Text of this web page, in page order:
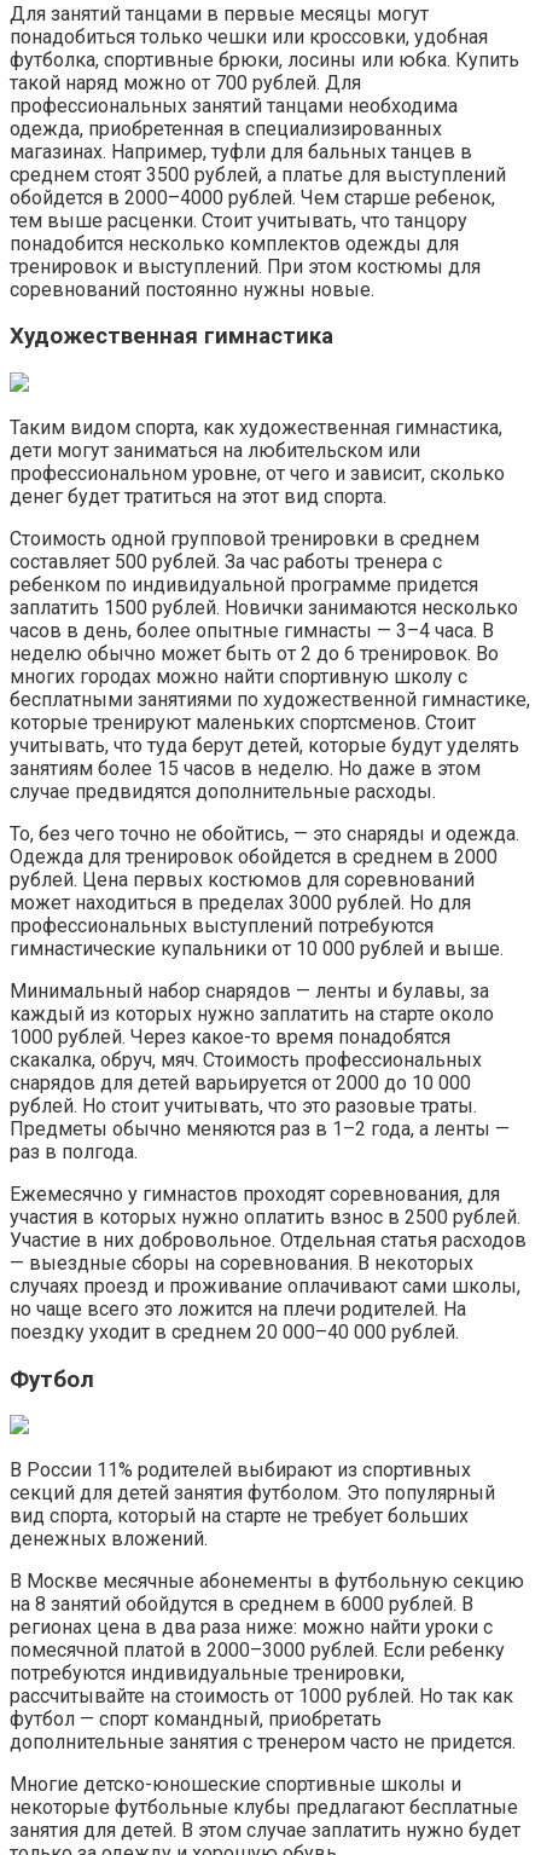
Для занятий танцами в первые месяцы могут
понадобиться только чешки или кроссовки, удобная
футболка, спортивные брюки, лосины или юбка. Купить
такой наряд можно от 700 рублей. Для
профессиональных занятий танцами необходима
одежда, приобретенная в специализированных
магазинах. Например, туфли для бальных танцев в
среднем стоят 3500 рублей, а платье для выступлений
обойдется в 2000–4000 рублей. Чем старше ребенок,
тем выше расценки. Стоит учитывать, что танцору
понадобится несколько комплектов одежды для
тренировок и выступлений. При этом костюмы для
соревнований постоянно нужны новые.
Художественная гимнастика
Таким видом спорта, как художественная гимнастика,
дети могут заниматься на любительском или
профессиональном уровне, от чего и зависит, сколько
денег будет тратиться на этот вид спорта.
Стоимость одной групповой тренировки в среднем
составляет 500 рублей. За час работы тренера с
ребенком по индивидуальной программе придется
заплатить 1500 рублей. Новички занимаются несколько
часов в день, более опытные гимнасты — 3–4 часа. В
неделю обычно может быть от 2 до 6 тренировок. Во
многих городах можно найти спортивную школу с
бесплатными занятиями по художественной гимнастике,
которые тренируют маленьких спортсменов. Стоит
учитывать, что туда берут детей, которые будут уделять
занятиям более 15 часов в неделю. Но даже в этом
случае предвидятся дополнительные расходы.
То, без чего точно не обойтись, — это снаряды и одежда.
Одежда для тренировок обойдется в среднем в 2000
рублей. Цена первых костюмов для соревнований
может находиться в пределах 3000 рублей. Но для
профессиональных выступлений потребуются
гимнастические купальники от 10 000 рублей и выше.
Минимальный набор снарядов — ленты и булавы, за
каждый из которых нужно заплатить на старте около
1000 рублей. Через какое-то время понадобятся
скакалка, обруч, мяч. Стоимость профессиональных
снарядов для детей варьируется от 2000 до 10 000
рублей. Но стоит учитывать, что это разовые траты.
Предметы обычно меняются раз в 1–2 года, а ленты —
раз в полгода.
Ежемесячно у гимнастов проходят соревнования, для
участия в которых нужно оплатить взнос в 2500 рублей.
Участие в них добровольное. Отдельная статья расходов
— выездные сборы на соревнования. В некоторых
случаях проезд и проживание оплачивают сами школы,
но чаще всего это ложится на плечи родителей. На
поездку уходит в среднем 20 000–40 000 рублей.
Футбол
В России 11% родителей выбирают из спортивных
секций для детей занятия футболом. Это популярный
вид спорта, который на старте не требует больших
денежных вложений.
В Москве месячные абонементы в футбольную секцию
на 8 занятий обойдутся в среднем в 6000 рублей. В
регионах цена в два раза ниже: можно найти уроки с
помесячной платой в 2000–3000 рублей. Если ребенку
потребуются индивидуальные тренировки,
рассчитывайте на стоимость от 1000 рублей. Но так как
футбол — спорт командный, приобретать
дополнительные занятия с тренером часто не придется.
Многие детско-юношеские спортивные школы и
некоторые футбольные клубы предлагают бесплатные
занятия для детей. В этом случае заплатить нужно будет